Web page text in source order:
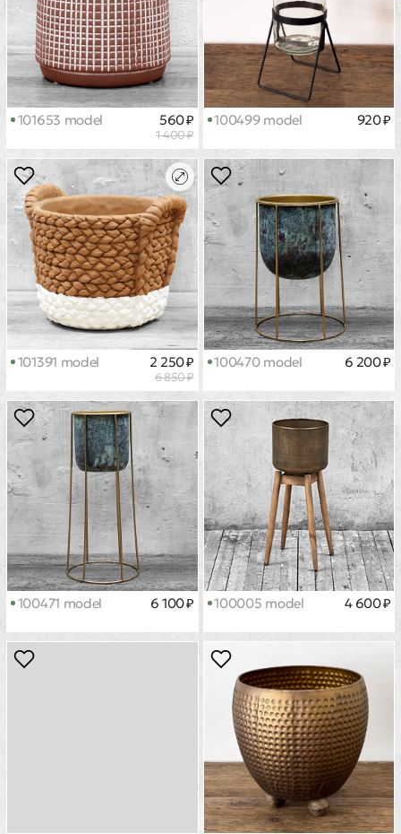
101653 model
1 400 ₽
560 ₽ 100499 model 920 ₽
101391 model
6 850 ₽
2 250 ₽ 100470 model 6 200 ₽
100471 model 6 100 ₽ 100005 model 4 600 ₽